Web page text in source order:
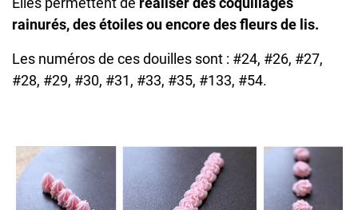
rainurés, des étoiles ou encore des fleurs de lis.
Les numéros de ces douilles sont : #24, #26, #27,
#28, #29, #30, #31, #33, #35, #133, #54.